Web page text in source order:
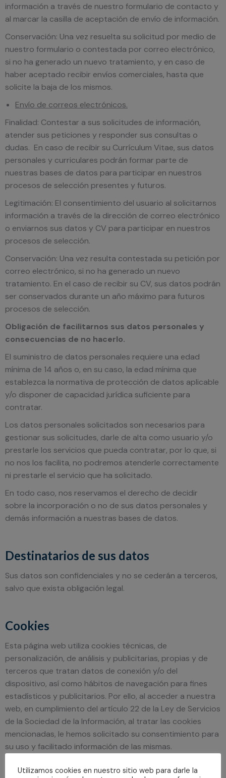
información a través de nuestro formulario de contacto y
al marcar la casilla de aceptación de envío de información.
Conservación: Una vez resuelta su solicitud por medio de
nuestro formulario o contestada por correo electrónico,
si no ha generado un nuevo tratamiento, y en caso de
haber aceptado recibir envíos comerciales, hasta que
solicite la baja de los mismos.
Envío de correos electrónicos.
Finalidad: Contestar a sus solicitudes de información,
atender sus peticiones y responder sus consultas o
dudas. En caso de recibir su Currículum Vitae, sus datos
personales y curriculares podrán formar parte de
nuestras bases de datos para participar en nuestros
procesos de selección presentes y futuros.
Legitimación: El consentimiento del usuario al solicitarnos
información a través de la dirección de correo electrónico
o enviarnos sus datos y CV para participar en nuestros
procesos de selección.
Conservación: Una vez resulta contestada su petición por
correo electrónico, si no ha generado un nuevo
tratamiento. En el caso de recibir su CV, sus datos podrán
ser conservados durante un año máximo para futuros
procesos de selección.
Obligación de facilitarnos sus datos personales y
consecuencias de no hacerlo.
El suministro de datos personales requiere una edad
mínima de 14 años o, en su caso, la edad mínima que
establezca la normativa de protección de datos aplicable
y/o disponer de capacidad jurídica suficiente para
contratar.
Los datos personales solicitados son necesarios para
gestionar sus solicitudes, darle de alta como usuario y/o
prestarle los servicios que pueda contratar, por lo que, si
no nos los facilita, no podremos atenderle correctamente
ni prestarle el servicio que ha solicitado.
En todo caso, nos reservamos el derecho de decidir
sobre la incorporación o no de sus datos personales y
demás información a nuestras bases de datos.
Destinatarios de sus datos
Sus datos son confidenciales y no se cederán a terceros,
salvo que exista obligación legal.
Cookies
Esta página web utiliza cookies técnicas, de
personalización, de análisis y publicitarias, propias y de
terceros que tratan datos de conexión y/o del
dispositivo, así como hábitos de navegación para fines
estadísticos y publicitarios. Por ello, al acceder a nuestra
web, en cumplimiento del artículo 22 de la Ley de Servicios
de la Sociedad de la Información, al tratar las cookies
mencionadas, le hemos solicitado su consentimiento para
su uso y facilitado información de las mismas.
Utilizamos cookies en nuestro sitio web para darle la